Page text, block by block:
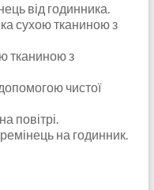
від годинника.
сухою тканиною з
тканиною з
чистої
повітрі.
на годинник.